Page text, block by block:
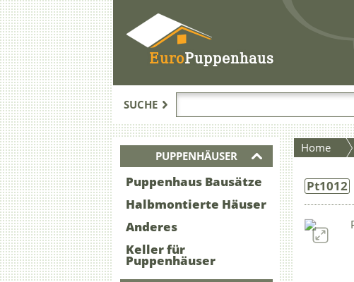
EuroPuppenhaus
SUCHE
PUPPENHÄUSER
Puppenhaus Bausätze
Halbmontierte Häuser
Anderes
Keller für
Puppenhäuser
Home
Pt1012